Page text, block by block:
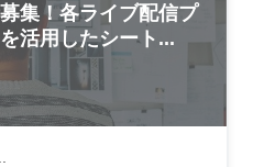
集！各ライブ配信プ
活用したシート...